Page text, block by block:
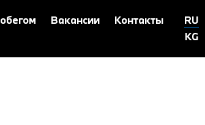
Вакансии Контакты
RU
KG